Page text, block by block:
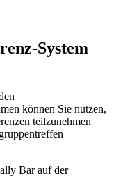
System
können Sie nutzen,
teilzunehmen
Bar auf der